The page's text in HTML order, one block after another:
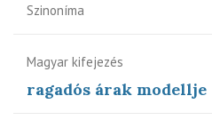
Szinoníma
Magyar kifejezés
ragadós árak modellje